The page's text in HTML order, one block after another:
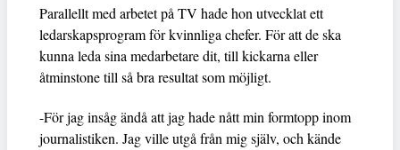
Parallellt med arbetet på TV hade hon utvecklat ett
ledarskapsprogram för kvinnliga chefer. För att de ska
kunna leda sina medarbetare dit, till kickarna eller
åtminstone till så bra resultat som möjligt.
-För jag insåg ändå att jag hade nått min formtopp inom
journalistiken. Jag ville utgå från mig själv, och kände